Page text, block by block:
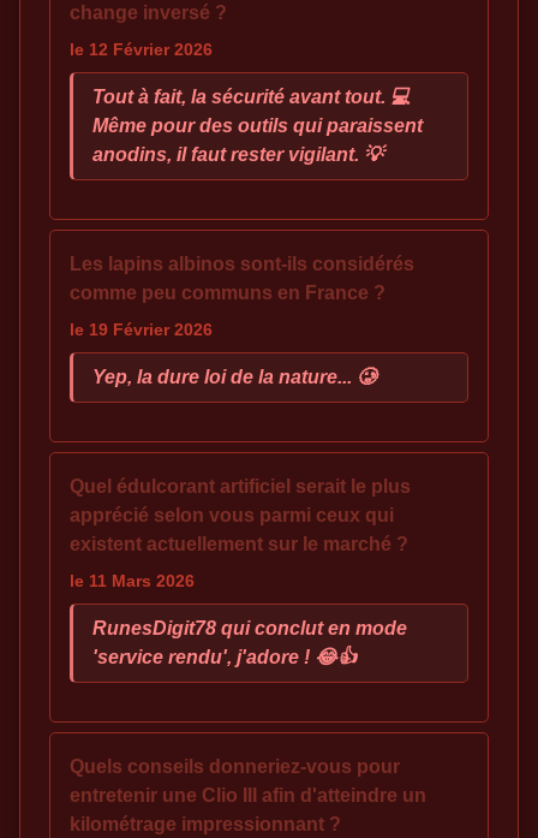
change inversé ?
le 12 Février 2026
Tout à fait, la sécurité avant tout. 💻
Même pour des outils qui paraissent
anodins, il faut rester vigilant. 💡
Les lapins albinos sont-ils considérés
comme peu communs en France ?
le 19 Février 2026
Yep, la dure loi de la nature... 🥲
Quel édulcorant artificiel serait le plus
apprécié selon vous parmi ceux qui
existent actuellement sur le marché ?
le 11 Mars 2026
RunesDigit78 qui conclut en mode
'service rendu', j'adore ! 😂👍
Quels conseils donneriez-vous pour
entretenir une Clio III afin d'atteindre un
kilométrage impressionnant ?